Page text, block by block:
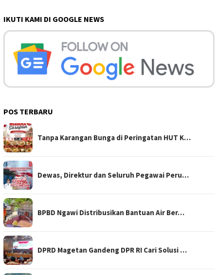
IKUTI KAMI DI GOOGLE NEWS
POS TERBARU
Tanpa Karangan Bunga di Peringatan HUT K…
Dewas, Direktur dan Seluruh Pegawai Peru…
BPBD Ngawi Distribusikan Bantuan Air Ber…
DPRD Magetan Gandeng DPR RI Cari Solusi …